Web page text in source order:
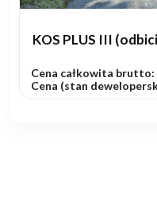
KOS PLUS III
Cena całkowita brutto:
Cena (stan